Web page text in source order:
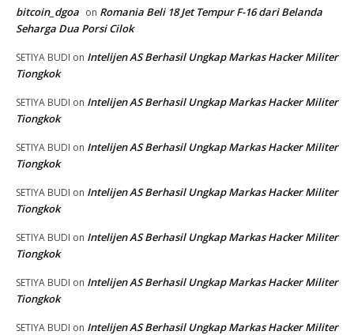
bitcoin_dgoa on Romania Beli 18 Jet Tempur F-16 dari Belanda
Seharga Dua Porsi Cilok
SETIYA BUDI on Intelijen AS Berhasil Ungkap Markas Hacker Militer
Tiongkok
SETIYA BUDI on Intelijen AS Berhasil Ungkap Markas Hacker Militer
Tiongkok
SETIYA BUDI on Intelijen AS Berhasil Ungkap Markas Hacker Militer
Tiongkok
SETIYA BUDI on Intelijen AS Berhasil Ungkap Markas Hacker Militer
Tiongkok
SETIYA BUDI on Intelijen AS Berhasil Ungkap Markas Hacker Militer
Tiongkok
SETIYA BUDI on Intelijen AS Berhasil Ungkap Markas Hacker Militer
Tiongkok
SETIYA BUDI on Intelijen AS Berhasil Ungkap Markas Hacker Militer